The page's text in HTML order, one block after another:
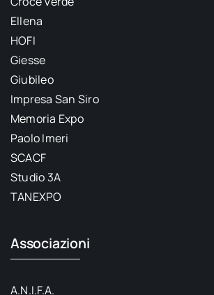
Ellena
HOFI
Giesse
Giubileo
Impresa San Siro
Memoria Expo
Paolo Imeri
SCACF
Studio 3A
TANEXPO
Associazioni
A.N.I.F.A.